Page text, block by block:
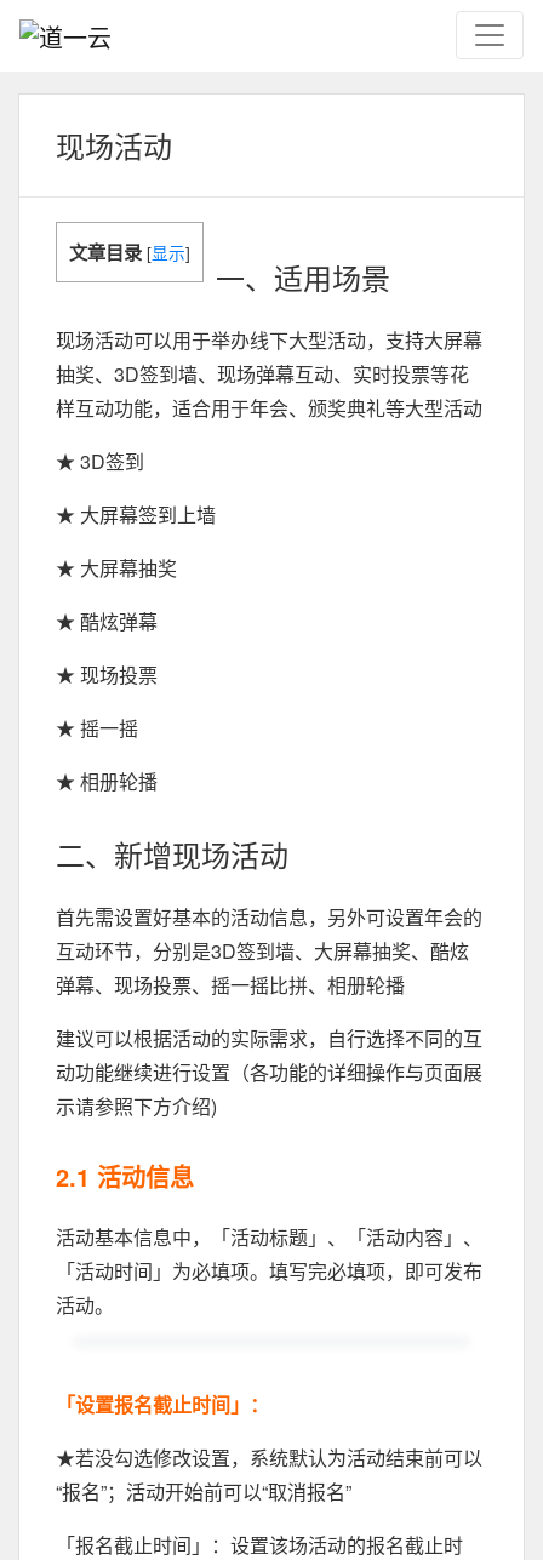
现场活动
文章目录 [显示]
一、适用场景
现场活动可以用于举办线下大型活动，支持大屏幕
抽奖、3D签到墙、现场弹幕互动、实时投票等花
样互动功能，适合用于年会、颁奖典礼等大型活动
★ 3D签到
★ 大屏幕签到上墙
★ 大屏幕抽奖
★ 酷炫弹幕
★ 现场投票
★ 摇一摇
★ 相册轮播
二、新增现场活动
首先需设置好基本的活动信息，另外可设置年会的
互动环节，分别是3D签到墙、大屏幕抽奖、酷炫
弹幕、现场投票、摇一摇比拼、相册轮播
建议可以根据活动的实际需求，自行选择不同的互
动功能继续进行设置（各功能的详细操作与页面展
示请参照下方介绍)
2.1 活动信息
活动基本信息中，「活动标题」、「活动内容」、
「活动时间」为必填项。填写完必填项，即可发布
活动。
「设置报名截止时间」：
★若没勾选修改设置，系统默认为活动结束前可以
“报名”；活动开始前可以“取消报名”
「报名截止时间」：设置该场活动的报名截止时